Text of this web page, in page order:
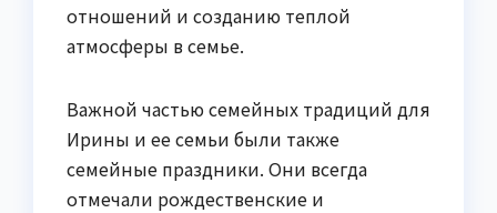
отношений и созданию теплой
атмосферы в семье.
Важной частью семейных традиций для
Ирины и ее семьи были также
семейные праздники. Они всегда
отмечали рождественские и